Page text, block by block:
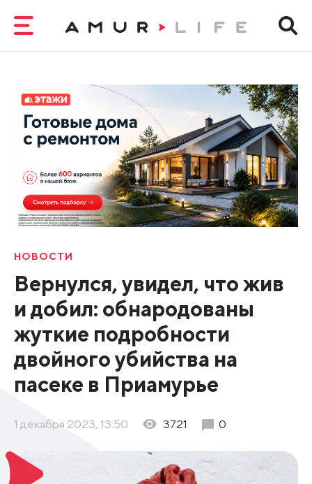
НОВОСТИ
Вернулся, увидел, что жив
и добил: обнародованы
жуткие подробности
двойного убийства на
пасеке в Приамурье
1 декабря 2023, 13:50 3721 0